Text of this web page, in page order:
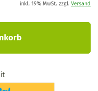
inkl. 19% MwSt. zzgl. Versand